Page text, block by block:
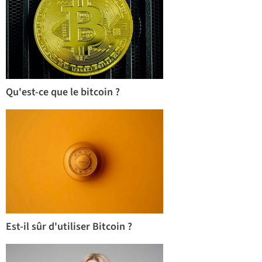
Qu'est-ce que le bitcoin ?
Est-il sûr d'utiliser Bitcoin ?